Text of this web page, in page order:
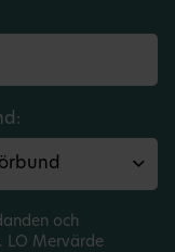
och
LO Mervärde